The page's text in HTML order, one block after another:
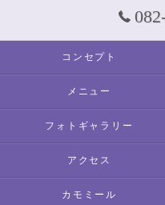
コンセプト
メニュー
フォトギャラリー
アクセス
カモミール